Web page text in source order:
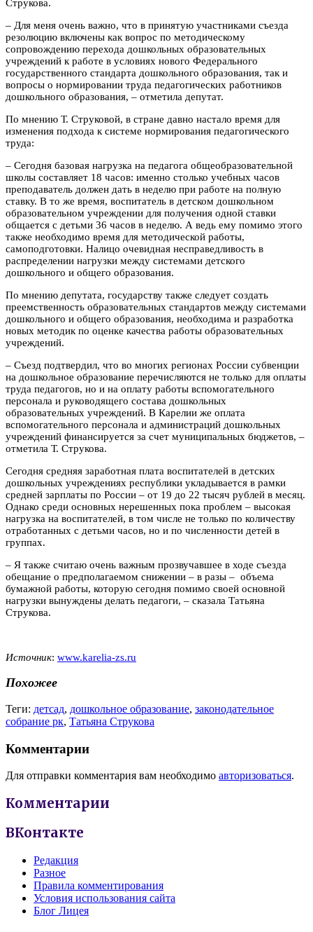
Струкова.
– Для меня очень важно, что в принятую участниками съезда
резолюцию включены как вопрос по методическому
сопровождению перехода дошкольных образовательных
учреждений к работе в условиях нового Федерального
государственного стандарта дошкольного образования, так и
вопросы о нормировании труда педагогических работников
дошкольного образования, – отметила депутат.
По мнению Т. Струковой, в стране давно настало время для
изменения подхода к системе нормирования педагогического
труда:
– Сегодня базовая нагрузка на педагога общеобразовательной
школы составляет 18 часов: именно столько учебных часов
преподаватель должен дать в неделю при работе на полную
ставку. В то же время, воспитатель в детском дошкольном
образовательном учреждении для получения одной ставки
общается с детьми 36 часов в неделю. А ведь ему помимо этого
также необходимо время для методической работы,
самоподготовки. Налицо очевидная несправедливость в
распределении нагрузки между системами детского
дошкольного и общего образования.
По мнению депутата, государству также следует создать
преемственность образовательных стандартов между системами
дошкольного и общего образования, необходима и разработка
новых методик по оценке качества работы образовательных
учреждений.
– Съезд подтвердил, что во многих регионах России субвенции
на дошкольное образование перечисляются не только для оплаты
труда педагогов, но и на оплату работы вспомогательного
персонала и руководящего состава дошкольных
образовательных учреждений. В Карелии же оплата
вспомогательного персонала и администраций дошкольных
учреждений финансируется за счет муниципальных бюджетов, –
отметила Т. Струкова.
Сегодня средняя заработная плата воспитателей в детских
дошкольных учреждениях республики укладывается в рамки
средней зарплаты по России – от 19 до 22 тысяч рублей в месяц.
Однако среди основных нерешенных пока проблем – высокая
нагрузка на воспитателей, в том числе не только по количеству
отработанных с детьми часов, но и по численности детей в
группах.
– Я также считаю очень важным прозвучавшее в ходе съезда
обещание о предполагаемом снижении – в разы – объема
бумажной работы, которую сегодня помимо своей основной
нагрузки вынуждены делать педагоги, – сказала Татьяна
Струкова.
Источник: www.karelia-zs.ru
Похожее
Теги: детсад, дошкольное образование, законодательное
собрание рк, Татьяна Струкова
Комментарии
Для отправки комментария вам необходимо авторизоваться.
Комментарии
ВКонтакте
Редакция
Разное
Правила комментирования
Условия использования сайта
Блог Лицея